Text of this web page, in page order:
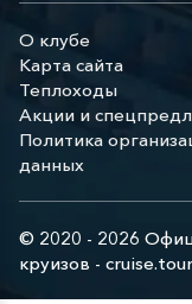
О клубе
Карта сайта
Теплоходы
Акции и
Политика
данных
© 2020 - 2026
круизов -